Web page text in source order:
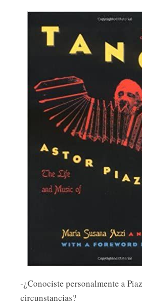
-¿Conociste personalmente a
circunstancias?